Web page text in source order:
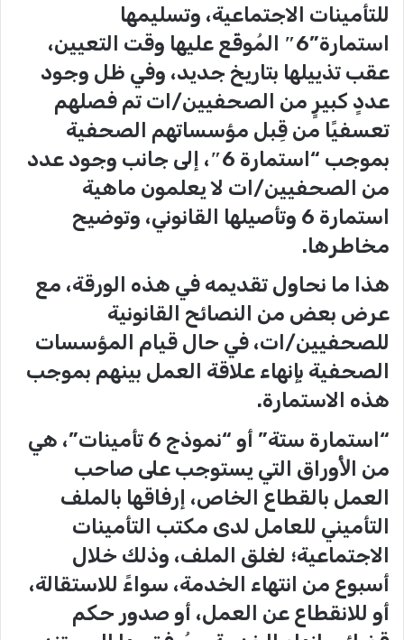
للتأمينات الاجتماعية، وتسليمها
استمارة”6″ المُوقّع عليها وقت التعيين،
عقب تذييلها بتاريخ جديد، وفي ظل وجود
عددٍ كبيرٍ من الصحفيين/ات تم فصلهم
تعسفيًا من قِبل مؤسساتهم الصحفية
بموجب “استمارة 6″، إلى جانب وجود عدد
من الصحفيين/ات لا يعلمون ماهية
استمارة 6 وتأصيلها القانوني، وتوضيح
مخاطرها.
هذا ما نحاول تقديمه في هذه الورقة، مع
عرض بعض من النصائح القانونية
للصحفيين/ات، في حال قيام المؤسسات
الصحفية بإنهاء علاقة العمل بينهم بموجب
هذه الاستمارة.
“استمارة ستة” أو “نموذج 6 تأمينات”، هي
من اﻷوراق التي يستوجب على صاحب
العمل بالقطاع الخاص، إرفاقها بالملف
التأميني للعامل لدى مكتب التأمينات
الاجتماعية؛ لغلق الملف، وذلك خلال
أسبوع من انتهاء الخدمة، سواءً للاستقالة،
أو للانقطاع عن العمل، أو صدور حكم